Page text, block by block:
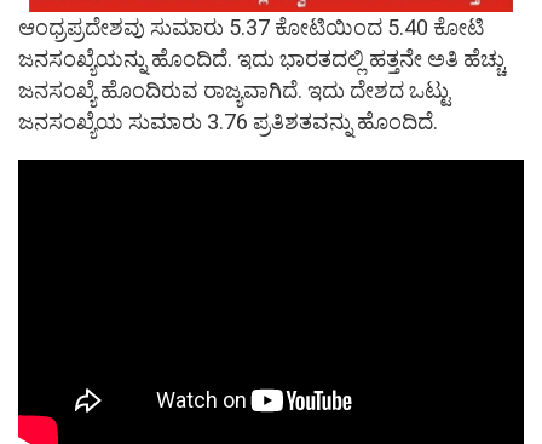
ಆಂಧ್ರಪ್ರದೇಶವು ಸುಮಾರು 5.37 ಕೋಟಿಯಿಂದ 5.40 ಕೋಟಿ
ಜನಸಂಖ್ಯೆಯನ್ನು ಹೊಂದಿದೆ. ಇದು ಭಾರತದಲ್ಲಿ ಹತ್ತನೇ ಅತಿ ಹೆಚ್ಚು
ಜನಸಂಖ್ಯೆ ಹೊಂದಿರುವ ರಾಜ್ಯವಾಗಿದೆ. ಇದು ದೇಶದ ಒಟ್ಟು
ಜನಸಂಖ್ಯೆಯ ಸುಮಾರು 3.76 ಪ್ರತಿಶತವನ್ನು ಹೊಂದಿದೆ.